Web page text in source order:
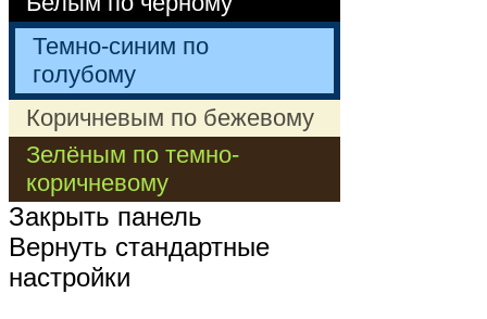
Темно-синим по
голубому
Коричневым по бежевому
Зелёным по темно-
коричневому
Закрыть панель
Вернуть стандартные
настройки